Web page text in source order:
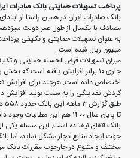
پرداخت تسهیلات حمایتی بانک صادرات
میلیون ریال شده است.
میزان تسهیلات قرض‌الحسنه حمایتی و
جاری ١٠ برابر افزایش یافته است که
اختصاص داده است. هرچند برای افزایش
گردش نقدینگی را به سمت تولید افزایش
تا پایان سال ١٤٠٠ هم این
بانک اتفاق نیفتاده است. این مسئله یکی
جهت ایجاد منابع دچار مشکل نماید، اما
مختلف و متنوع در چارچوب مقررات بانک